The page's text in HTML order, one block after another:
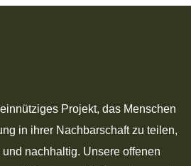
Projekt, das Menschen
in ihrer Nachbarschaft zu teilen,
nachhaltig. Unsere offenen